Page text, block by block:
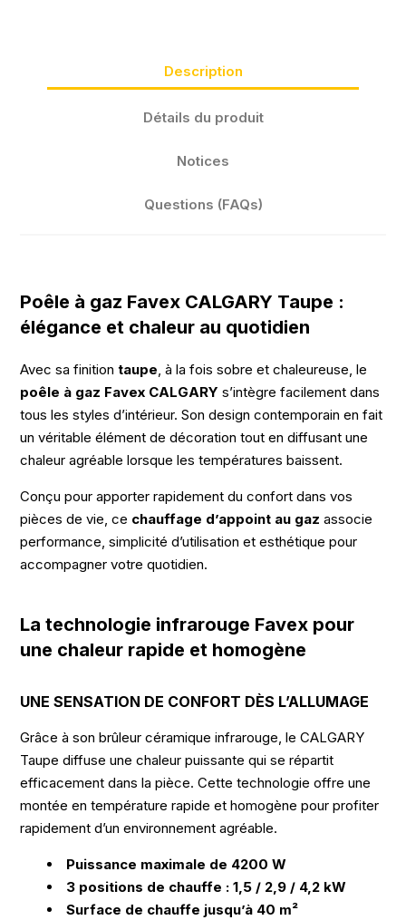
Description
Détails du produit
Notices
Questions (FAQs)
Poêle à gaz Favex CALGARY Taupe :
élégance et chaleur au quotidien
Avec sa finitiontaupe , à la fois sobre et chaleureuse, le
poêle à gaz Favex CALGARY s’intègre facilement dans
tous les styles d’intérieur. Son design contemporain en fait
un véritable élément de décoration tout en diffusant une
chaleur agréable lorsque les températures baissent.
Conçu pour apporter rapidement du confort dans vos
pièces de vie, ce chauffage d’appoint au gaz associe
performance, simplicité d’utilisation et esthétique pour
accompagner votre quotidien.
La technologie infrarouge Favex pour
une chaleur rapide et homogène
UNE SENSATION DE CONFORT DÈS L’ALLUMAGE
Grâce à son brûleur céramique infrarouge, le CALGARY
Taupe diffuse une chaleur puissante qui se répartit
efficacement dans la pièce. Cette technologie offre une
montée en température rapide et homogène pour profiter
rapidement d’un environnement agréable.
Puissance maximale de 4200 W
3 positions de chauffe : 1,5 / 2,9 / 4,2 kW
Surface de chauffe jusqu’à 40 m²